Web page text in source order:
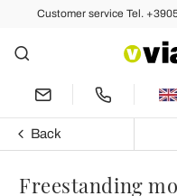
Customer service Tel.
Back
Freestanding